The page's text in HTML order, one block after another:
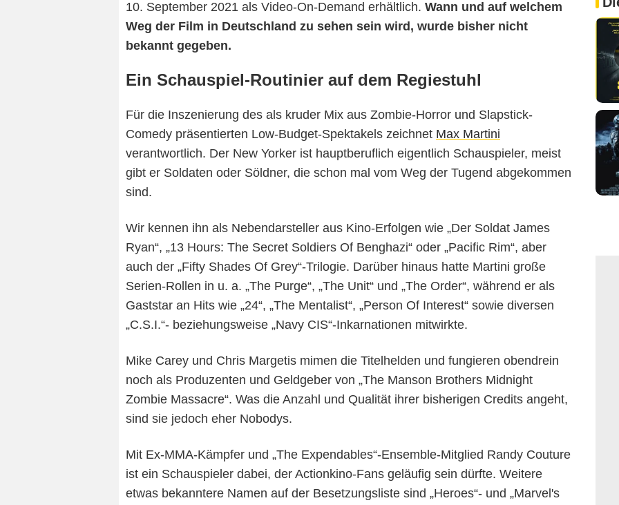
10. September 2021 als Video-On-Demand erhältlich. Wann und auf welchem
Weg der Film in Deutschland zu sehen sein wird, wurde bisher nicht
bekannt gegeben.
Ein Schauspiel-Routinier auf dem Regiestuhl
Für die Inszenierung des als kruder Mix aus Zombie-Horror und Slapstick-
Comedy präsentierten Low-Budget-Spektakels zeichnet Max Martini
verantwortlich. Der New Yorker ist hauptberuflich eigentlich Schauspieler, meist
gibt er Soldaten oder Söldner, die schon mal vom Weg der Tugend abgekommen
sind.
Wir kennen ihn als Nebendarsteller aus Kino-Erfolgen wie „Der Soldat James
Ryan“, „13 Hours: The Secret Soldiers Of Benghazi“ oder „Pacific Rim“, aber
auch der „Fifty Shades Of Grey“-Trilogie. Darüber hinaus hatte Martini große
Serien-Rollen in u. a. „The Purge“, „The Unit“ und „The Order“, während er als
Gaststar an Hits wie „24“, „The Mentalist“, „Person Of Interest“ sowie diversen
„C.S.I.“- beziehungsweise „Navy CIS“-Inkarnationen mitwirkte.
Mike Carey und Chris Margetis mimen die Titelhelden und fungieren obendrein
noch als Produzenten und Geldgeber von „The Manson Brothers Midnight
Zombie Massacre“. Was die Anzahl und Qualität ihrer bisherigen Credits angeht,
sind sie jedoch eher Nobodys.
Mit Ex-MMA-Kämpfer und „The Expendables“-Ensemble-Mitglied Randy Couture
ist ein Schauspieler dabei, der Actionkino-Fans geläufig sein dürfte. Weitere
etwas bekanntere Namen auf der Besetzungsliste sind „Heroes“- und „Marvel's